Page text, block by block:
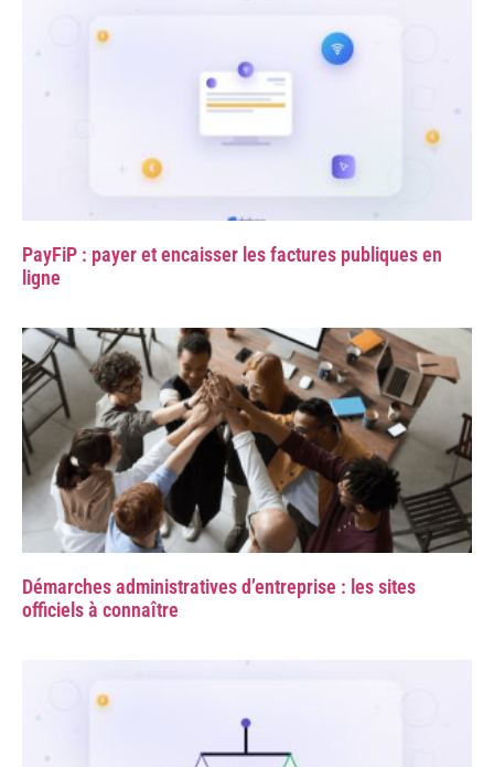
PayFiP : payer et encaisser les factures publiques en
ligne
Démarches administratives d’entreprise : les sites
officiels à connaître